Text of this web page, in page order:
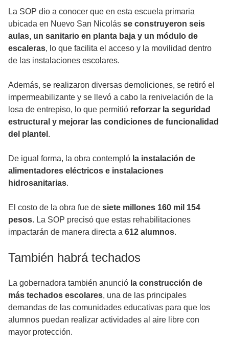
La SOP dio a conocer que en esta escuela primaria
ubicada en Nuevo San Nicolás se construyeron seis
aulas, un sanitario en planta baja y un módulo de
escaleras, lo que facilita el acceso y la movilidad dentro
de las instalaciones escolares.
Además, se realizaron diversas demoliciones, se retiró el
impermeabilizante y se llevó a cabo la renivelación de la
losa de entrepiso, lo que permitió reforzar la seguridad
estructural y mejorar las condiciones de funcionalidad
del plantel .
De igual forma, la obra contempló la instalación de
alimentadores eléctricos e instalaciones
hidrosanitarias.
El costo de la obra fue de siete millones 160 mil 154
pesos. La SOP precisó que estas rehabilitaciones
impactarán de manera directa a 612 alumnos.
También habrá techados
La gobernadora también anunció la construcción de
más techados escolares, una de las principales
demandas de las comunidades educativas para que los
alumnos puedan realizar actividades al aire libre con
mayor protección.